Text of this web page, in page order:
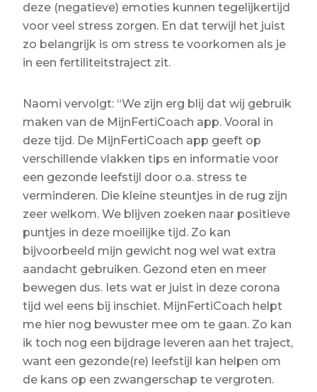
deze (negatieve) emoties kunnen tegelijkertijd
voor veel stress zorgen. En dat terwijl het juist
zo belangrijk is om stress te voorkomen als je
in een fertiliteitstraject zit.
Naomi vervolgt: “We zijn erg blij dat wij gebruik
maken van de MijnFertiCoach app. Vooral in
deze tijd. De MijnFertiCoach app geeft op
verschillende vlakken tips en informatie voor
een gezonde leefstijl door o.a. stress te
verminderen. Die kleine steuntjes in de rug zijn
zeer welkom. We blijven zoeken naar positieve
puntjes in deze moeilijke tijd. Zo kan
bijvoorbeeld mijn gewicht nog wel wat extra
aandacht gebruiken. Gezond eten en meer
bewegen dus. Iets wat er juist in deze corona
tijd wel eens bij inschiet. MijnFertiCoach helpt
me hier nog bewuster mee om te gaan. Zo kan
ik toch nog een bijdrage leveren aan het traject,
want een gezonde(re) leefstijl kan helpen om
de kans op een zwangerschap te vergroten.